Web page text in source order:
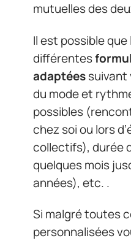
mutuelles des
Il est possible que
différentes
adaptéessuivant
du mode et
possibles
chez soi ou lors
collectifs), durée
quelques mois
années), etc. .
Si malgré toutes
personnalisées